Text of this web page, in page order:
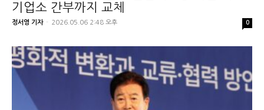
기업소 간부까지 교체
정서영 기자 - 2026.05.06 2:48 오후 0